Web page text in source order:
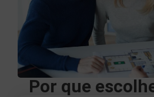
Por que